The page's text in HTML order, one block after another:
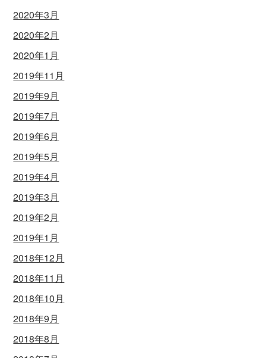
2020年3月
2020年2月
2020年1月
2019年11月
2019年9月
2019年7月
2019年6月
2019年5月
2019年4月
2019年3月
2019年2月
2019年1月
2018年12月
2018年11月
2018年10月
2018年9月
2018年8月